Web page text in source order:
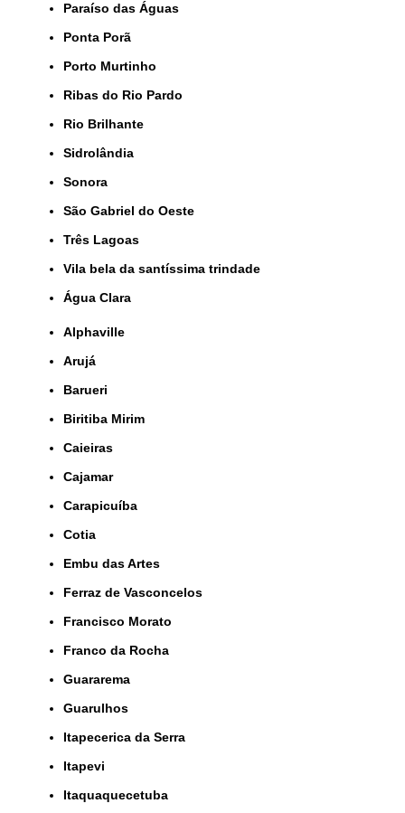
Paraíso das Águas
Ponta Porã
Porto Murtinho
Ribas do Rio Pardo
Rio Brilhante
Sidrolândia
Sonora
São Gabriel do Oeste
Três Lagoas
Vila bela da santíssima trindade
Água Clara
Alphaville
Arujá
Barueri
Biritiba Mirim
Caieiras
Cajamar
Carapicuíba
Cotia
Embu das Artes
Ferraz de Vasconcelos
Francisco Morato
Franco da Rocha
Guararema
Guarulhos
Itapecerica da Serra
Itapevi
Itaquaquecetuba